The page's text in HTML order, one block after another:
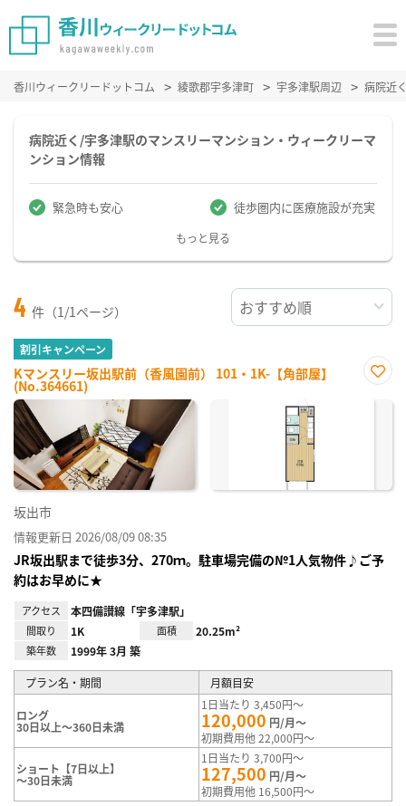
香川ウィークリードットコム 綾歌郡宇多津町 宇多津駅周辺 病院近
病院近く/宇多津駅のマンスリーマンション・ウィークリーマ
ンション情報
緊急時も安心 徒歩圏内に医療施設が充実
もっと見る
4 件（1/1ページ）
割引キャンペーン
Kマンスリー坂出駅前（香風園前） 101・1K-【角部屋】
(No.364661)
に入
坂出市
情報更新日 2026/08/09 08:35
JR坂出駅まで徒歩3分、270ｍ。駐車場完備の№1人気物件♪ご予
約はお早めに★
アクセス 本四備讃線「宇多津駅」
間取り 1K 面積 20.25m²
築年数 1999年 3月 築
プラン名・期間 月額目安
ロング
30日以上～360日未満
1日当たり 3,450円～
120,000 円/月～
初期費用他 22,000円～
ショート【7日以上】
～30日未満
1日当たり 3,700円～
127,500 円/月～
初期費用他 16,500円～